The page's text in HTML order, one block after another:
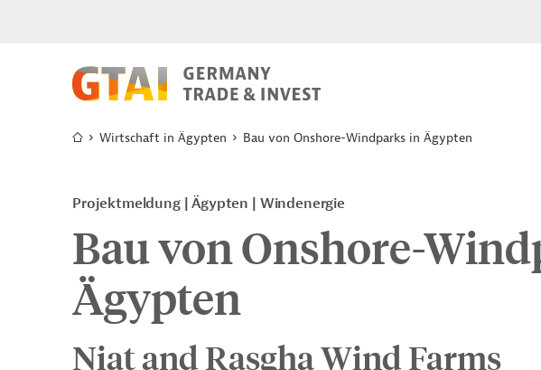
Wirtschaft in Ägypten Bau von Onshore-Windparks in Ägypten
Projektmeldung Ägypten Windenergie
Bau von Onshore-
Ägypten
Niat and Rasgha Wind Farms